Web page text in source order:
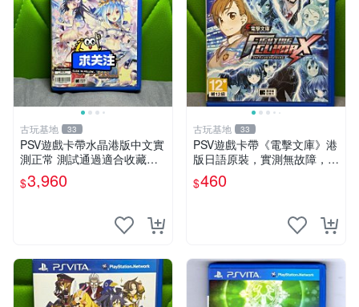
古玩基地 33
PSV遊戲卡帶水晶港版中文實
測正常 測試通過適合收藏玩
機嚴選 商品附圖確認拍下即
認可 成色如圖請知悉 psv 港
$3,960
古玩基地 33
PSV遊戲卡帶《電擊文庫》港
版日語原裝，實測無故障，附
詳細成色照，確保收到貨色一
致。嚴選精品直送。 psv 港
$460